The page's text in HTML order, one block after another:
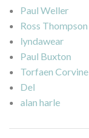
Paul Weller
Ross Thompson
lyndawear
Paul Buxton
Torfaen Corvine
Del
alan harle